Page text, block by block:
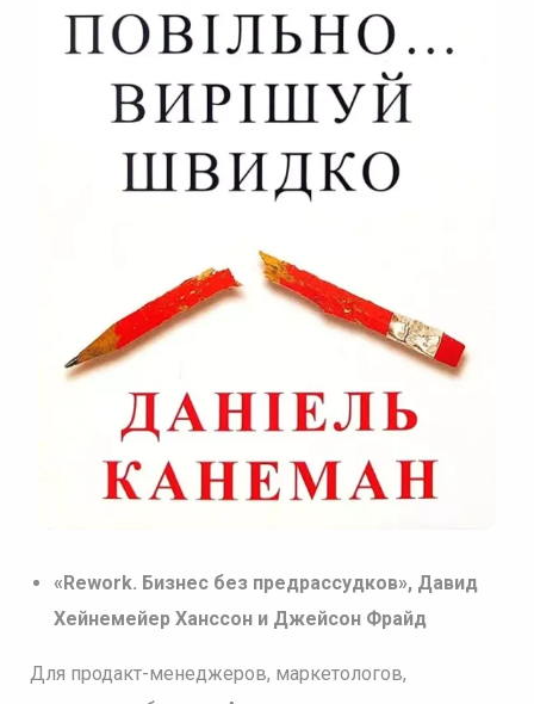
«Rework. Бизнес без предрассудков», Давид
Хейнемейер Ханссон и Джейсон Фрайд
Для продакт-менеджеров, маркетологов,